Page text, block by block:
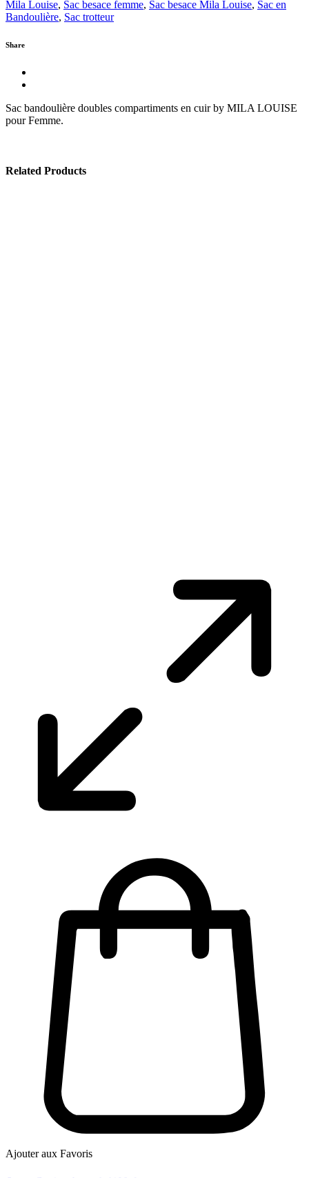
Mila Louise, Sac besace femme, Sac besace Mila Louise, Sac en
Bandoulière, Sac trotteur
Share
Sac bandoulière doubles compartiments en cuir by MILA LOUISE
pour Femme.
Related Products
Ajouter aux Favoris